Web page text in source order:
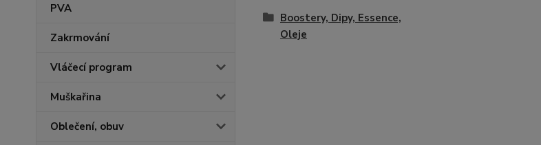
PVA
Zakrmování
Vláčecí program
Muškařina
Oblečení, obuv
Boostery, Dipy, Essence,
Oleje